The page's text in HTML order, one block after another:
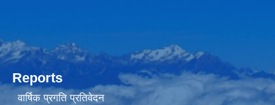
Reports
वार्षिक प्रगति प्रतिवेदन